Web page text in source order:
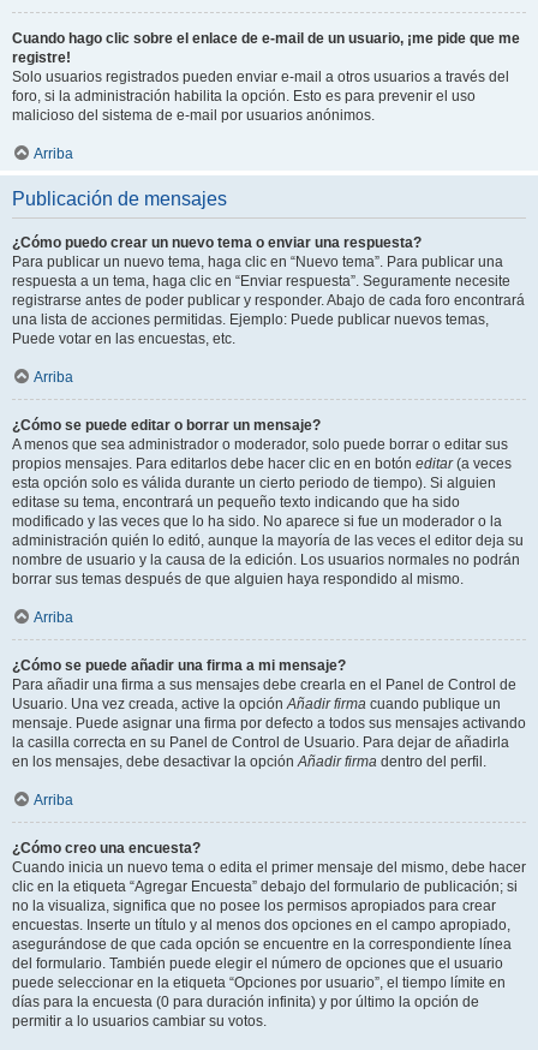
Cuando hago clic sobre el enlace de e-mail de un usuario, ¡me pide que me
registre!
Solo usuarios registrados pueden enviar e-mail a otros usuarios a través del
foro, si la administración habilita la opción. Esto es para prevenir el uso
malicioso del sistema de e-mail por usuarios anónimos.
Arriba
Publicación de mensajes
¿Cómo puedo crear un nuevo tema o enviar una respuesta?
Para publicar un nuevo tema, haga clic en “Nuevo tema”. Para publicar una
respuesta a un tema, haga clic en “Enviar respuesta”. Seguramente necesite
registrarse antes de poder publicar y responder. Abajo de cada foro encontrará
una lista de acciones permitidas. Ejemplo: Puede publicar nuevos temas,
Puede votar en las encuestas, etc.
Arriba
¿Cómo se puede editar o borrar un mensaje?
A menos que sea administrador o moderador, solo puede borrar o editar sus
propios mensajes. Para editarlos debe hacer clic en en botón editar(a veces
esta opción solo es válida durante un cierto periodo de tiempo). Si alguien
editase su tema, encontrará un pequeño texto indicando que ha sido
modificado y las veces que lo ha sido. No aparece si fue un moderador o la
administración quién lo editó, aunque la mayoría de las veces el editor deja su
nombre de usuario y la causa de la edición. Los usuarios normales no podrán
borrar sus temas después de que alguien haya respondido al mismo.
Arriba
¿Cómo se puede añadir una firma a mi mensaje?
Para añadir una firma a sus mensajes debe crearla en el Panel de Control de
Usuario. Una vez creada, active la opciónAñadir firma cuando publique un
mensaje. Puede asignar una firma por defecto a todos sus mensajes activando
la casilla correcta en su Panel de Control de Usuario. Para dejar de añadirla
en los mensajes, debe desactivar la opciónAñadir firma dentro del perfil.
Arriba
¿Cómo creo una encuesta?
Cuando inicia un nuevo tema o edita el primer mensaje del mismo, debe hacer
clic en la etiqueta “Agregar Encuesta” debajo del formulario de publicación; si
no la visualiza, significa que no posee los permisos apropiados para crear
encuestas. Inserte un título y al menos dos opciones en el campo apropiado,
asegurándose de que cada opción se encuentre en la correspondiente línea
del formulario. También puede elegir el número de opciones que el usuario
puede seleccionar en la etiqueta “Opciones por usuario”, el tiempo límite en
días para la encuesta (0 para duración infinita) y por último la opción de
permitir a lo usuarios cambiar su votos.